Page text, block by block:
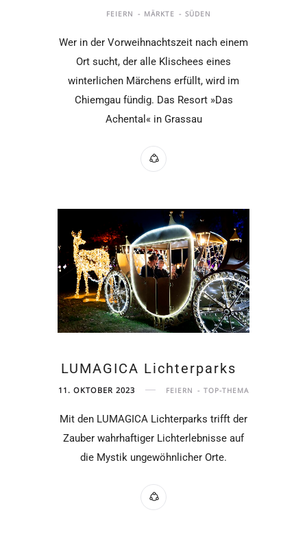
FEIERN MÄRKTE SÜDEN
Wer in der Vorweihnachtszeit nach einem
Ort sucht, der alle Klischees eines
winterlichen Märchens erfüllt, wird im
Chiemgau fündig. Das Resort »Das
Achental« in Grassau
LUMAGICA Lichterparks
11. OKTOBER 2023 FEIERN TOP-THEMA
Mit den LUMAGICA Lichterparks trifft der
Zauber wahrhaftiger Lichterlebnisse auf
die Mystik ungewöhnlicher Orte.